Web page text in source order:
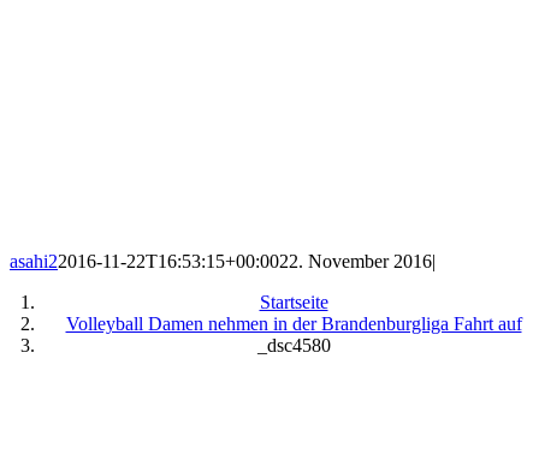
asahi22016-11-22T16:53:15+00:0022. November 2016|
Startseite
Volleyball Damen nehmen in der Brandenburgliga Fahrt auf
_dsc4580